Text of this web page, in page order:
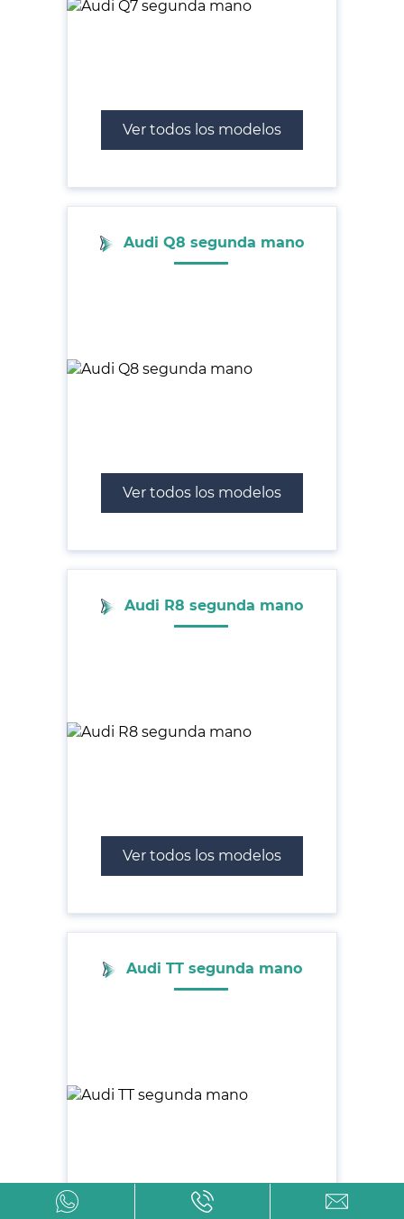
Ver todos los modelos
Audi Q8 segunda mano
Ver todos los modelos
Audi R8 segunda mano
Ver todos los modelos
Audi TT segunda mano